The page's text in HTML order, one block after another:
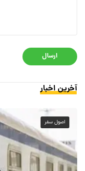
ارسال
آخرین اخبار
اصول سفر